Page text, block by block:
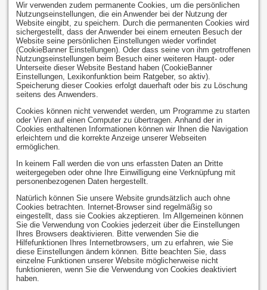
Wir verwenden zudem permanente Cookies, um die persönlichen
Nutzungseinstellungen, die ein Anwender bei der Nutzung der
Website eingibt, zu speichern. Durch die permanenten Cookies wird
sichergestellt, dass der Anwender bei einem erneuten Besuch der
Website seine persönlichen Einstellungen wieder vorfindet
(CookieBanner Einstellungen). Oder dass seine von ihm getroffenen
Nutzungseinstellungen beim Besuch einer weiteren Haupt- oder
Unterseite dieser Website Bestand haben (CookieBanner
Einstellungen, Lexikonfunktion beim Ratgeber, so aktiv).
Speicherung dieser Cookies erfolgt dauerhaft oder bis zu Löschung
seitens des Anwenders.
Cookies können nicht verwendet werden, um Programme zu starten
oder Viren auf einen Computer zu übertragen. Anhand der in
Cookies enthaltenen Informationen können wir Ihnen die Navigation
erleichtern und die korrekte Anzeige unserer Webseiten
ermöglichen.
In keinem Fall werden die von uns erfassten Daten an Dritte
weitergegeben oder ohne Ihre Einwilligung eine Verknüpfung mit
personenbezogenen Daten hergestellt.
Natürlich können Sie unsere Website grundsätzlich auch ohne
Cookies betrachten. Internet-Browser sind regelmäßig so
eingestellt, dass sie Cookies akzeptieren. Im Allgemeinen können
Sie die Verwendung von Cookies jederzeit über die Einstellungen
Ihres Browsers deaktivieren. Bitte verwenden Sie die
Hilfefunktionen Ihres Internetbrowsers, um zu erfahren, wie Sie
diese Einstellungen ändern können. Bitte beachten Sie, dass
einzelne Funktionen unserer Website möglicherweise nicht
funktionieren, wenn Sie die Verwendung von Cookies deaktiviert
haben.